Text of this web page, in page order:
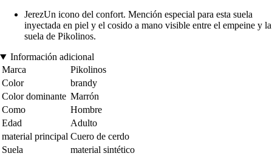
JerezUn icono del confort. Mención especial para esta suela
inyectada en piel y el cosido a mano visible entre el empeine y la
suela de Pikolinos.
Información adicional
Marca
Pikolinos
Color
brandy
Color dominante Marrón
Como
Hombre
Edad
Adulto
material principal Cuero de cerdo
Suela
material sintético